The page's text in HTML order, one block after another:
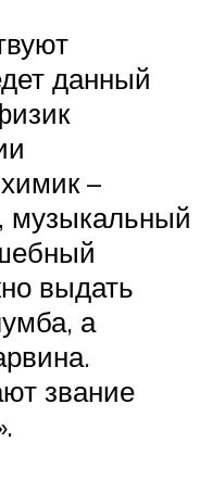
данный
–
музыкальный
выдать
а
звание